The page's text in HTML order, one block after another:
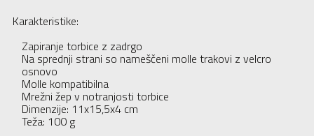
Karakteristike:
Zapiranje torbice z zadrgo
Na sprednji strani so nameščeni molle trakovi z velcro
osnovo
Molle kompatibilna
Mrežni žep v notranjosti torbice
Dimenzije: 11x15,5x4 cm
Teža: 100 g